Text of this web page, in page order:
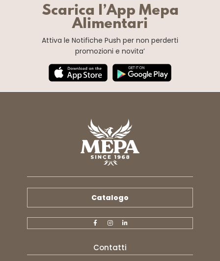
Scarica l’App Mepa
Alimentari
Attiva le Notifiche Push per non perderti
promozioni e novita’
Catalogo
Contatti